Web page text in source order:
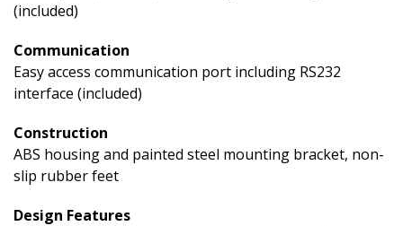
(included)
Communication
Easy access communication port including RS232
interface (included)
Construction
ABS housing and painted steel mounting bracket, non-
slip rubber feet
Design Features